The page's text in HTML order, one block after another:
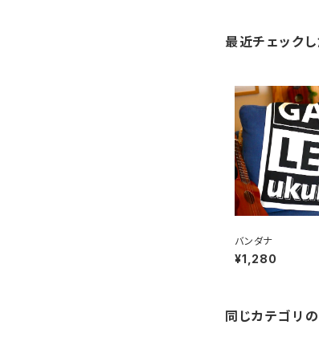
最近チェック
バンダナ
¥1,280
同じカテゴリ